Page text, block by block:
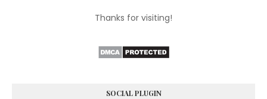
Thanks for visiting!
SOCIAL PLUGIN